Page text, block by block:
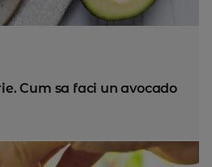
Cum sa faci un avocado